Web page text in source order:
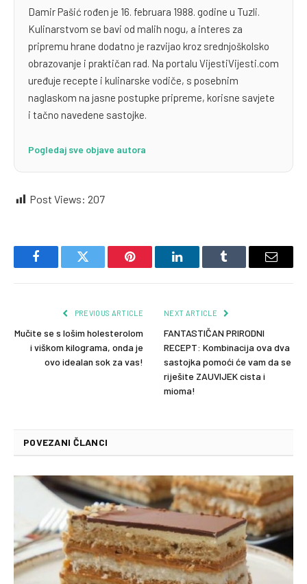
Damir Pašić rođen je 16. februara 1988. godine u Tuzli.
Kulinarstvom se bavi od malih nogu, a interes za
pripremu hrane dodatno je razvijao kroz srednjoškolsko
obrazovanje i praktičan rad. Na portalu VijestiVijesti.com
uređuje recepte i kulinarske vodiče, s posebnim
naglaskom na jasne postupke pripreme, korisne savjete
i tačno navedene sastojke.
Pogledaj sve objave autora
Post Views: 207
FacebookTwitter Pinterest LinkedInTumblr Email
PREVIOUS ARTICLE
Mučite se s lošim holesterolom
i viškom kilograma, onda je
ovo idealan sok za vas!
NEXT ARTICLE
FANTASTIČAN PRIRODNI
RECEPT: Kombinacija ova dva
sastojka pomoći će vam da se
riješite ZAUVIJEK cista i
mioma!
POVEZANI ČLANCI